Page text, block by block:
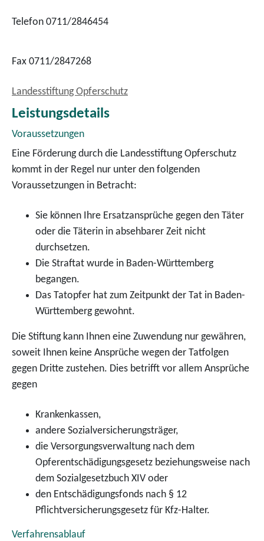
Telefon 0711/2846454
Fax 0711/2847268
Landesstiftung Opferschutz
Leistungsdetails
Voraussetzungen
Eine Förderung durch die Landesstiftung Opferschutz
kommt in der Regel nur unter den folgenden
Voraussetzungen in Betracht:
Sie können Ihre Ersatzansprüche gegen den Täter
oder die Täterin in absehbarer Zeit nicht
durchsetzen.
Die Straftat wurde in Baden-Württemberg
begangen.
Das Tatopfer hat zum Zeitpunkt der Tat in Baden-
Württemberg gewohnt.
Die Stiftung kann Ihnen eine Zuwendung nur gewähren,
soweit Ihnen keine Ansprüche wegen der Tatfolgen
gegen Dritte zustehen. Dies betrifft vor allem Ansprüche
gegen
Krankenkassen,
andere Sozialversicherungsträger,
die Versorgungsverwaltung nach dem
Opferentschädigungsgesetz beziehungsweise nach
dem Sozialgesetzbuch XIV oder
den Entschädigungsfonds nach § 12
Pflichtversicherungsgesetz für Kfz-Halter.
Verfahrensablauf